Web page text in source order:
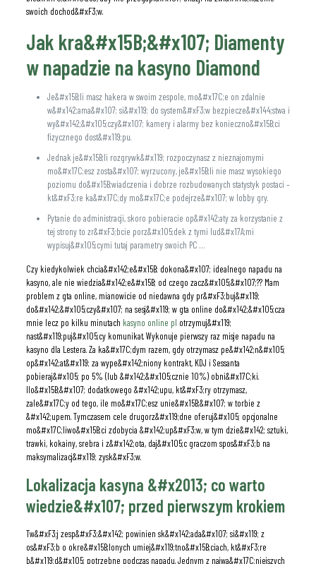
swoich dochod&#xF3;w.
Jak kra&#x15B;&#x107; Diamenty
w napadzie na kasyno Diamond
Je&#x15B;li masz hakera w swoim zespole, mo&#x17C;e on zdalnie
w&#x142;ama&#x107; si&#x119; do system&#xF3;w bezpiecze&#x144;stwa i
wy&#x142;&#x105;czy&#x107; kamery i alarmy bez konieczno&#x15B;ci
fizycznego dost&#x119;pu.
Jednak je&#x15B;li rozgrywk&#x119; rozpoczynasz z nieznajomymi
mo&#x17C;esz zosta&#x107; wyrzucony, je&#x15B;li nie masz wysokiego
poziomu do&#x15B;wiadczenia i dobrze rozbudowanych statystyk postaci –
kt&#xF3;re ka&#x17C;dy mo&#x17C;e podejrze&#x107; w lobby gry.
Pytanie do administracji, skoro pobieracie op&#x142;aty za korzystanie z
tej strony to zr&#xF3;bcie porz&#x105;dek z tymi lud&#x17A;mi
wypisuj&#x105;cymi tutaj parametry swoich PC …
Czy kiedykolwiek chcia&#x142;e&#x15B; dokona&#x107; idealnego napadu na
kasyno, ale nie wiedzia&#x142;e&#x15B; od czego zacz&#x105;&#x107;?? Mam
problem z gta online, mianowicie od niedawna gdy pr&#xF3;buj&#x119;
do&#x142;&#x105;czy&#x107; na sesj&#x119; w gta online do&#x142;&#x105;cza
mnie lecz po kilku minutach kasyno online pl otrzymuj&#x119;
nast&#x119;puj&#x105;cy komunikat. Wykonuje pierwszy raz misje napadu na
kasyno dla Lestera. Za ka&#x17C;dym razem, gdy otrzymasz pe&#x142;n&#x105;
op&#x142;at&#x119; za wype&#x142;niony kontrakt, KDJ i Sessanta
pobieraj&#x105; po 5% (lub &#x142;&#x105;cznie 10%) obni&#x17C;ki.
Ilo&#x15B;&#x107; dodatkowego &#x142;upu, kt&#xF3;ry otrzymasz,
zale&#x17C;y od tego, ile mo&#x17C;esz unie&#x15B;&#x107; w torbie z
&#x142;upem. Tymczasem cele drugorz&#x119;dne oferuj&#x105; opcjonalne
mo&#x17C;liwo&#x15B;ci zdobycia &#x142;up&#xF3;w, w tym dzie&#x142; sztuki,
trawki, kokainy, srebra i z&#x142;ota, daj&#x105;c graczom spos&#xF3;b na
maksymalizacj&#x119; zysk&#xF3;w.
Lokalizacja kasyna &#x2013; co warto
wiedzie&#x107; przed pierwszym krokiem
Tw&#xF3;j zesp&#xF3;&#x142; powinien sk&#x142;ada&#x107; si&#x119; z
os&#xF3;b o okre&#x15B;lonych umiej&#x119;tno&#x15B;ciach, kt&#xF3;re
b&#x119;d&#x105; potrzebne podczas napadu. Jednym z najwa&#x17C;niejszych